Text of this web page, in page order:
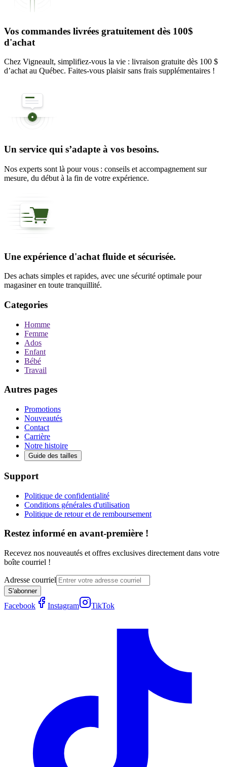
Vos commandes livrées gratuitement dès 100$
d'achat
Chez Vigneault, simplifiez-vous la vie : livraison gratuite dès 100 $
d’achat au Québec. Faites-vous plaisir sans frais supplémentaires !
Un service qui s’adapte à vos besoins.
Nos experts sont là pour vous : conseils et accompagnement sur
mesure, du début à la fin de votre expérience.
Une expérience d'achat fluide et sécurisée.
Des achats simples et rapides, avec une sécurité optimale pour
magasiner en toute tranquillité.
Categories
Homme
Femme
Ados
Enfant
Bébé
Travail
Autres pages
Promotions
Nouveautés
Contact
Carrière
Notre histoire
Guide des tailles
Support
Politique de confidentialité
Conditions générales d'utilisation
Politique de retour et de remboursement
Restez informé en avant-première !
Recevez nos nouveautés et offres exclusives directement dans votre
boîte courriel !
Adresse courriel
S'abonner
Facebook Instagram TikTok